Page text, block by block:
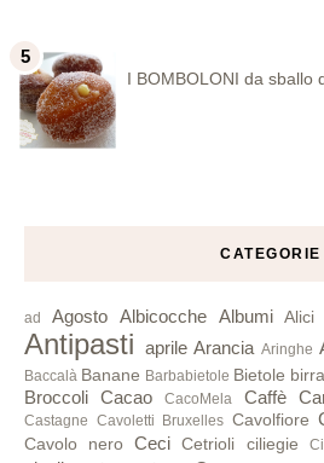
I BOMBOLONI da sballo
CATEGORIE
ad Agosto Albicocche Albumi Alici
Antipasti aprile Arancia Aringhe
Baccalà Banane Barbabietole Bietole birra
Broccoli Cacao CacoMela Caffè
Castagne Cavoletti Bruxelles Cavolfiore
Cavolo nero Ceci Cetrioli ciliegie